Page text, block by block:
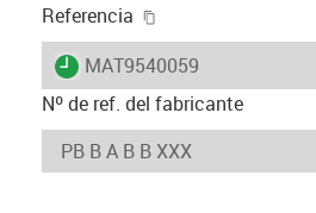
Referencia
igus-icon-lieferzeit
MAT9540059
Nº de ref. del fabricante